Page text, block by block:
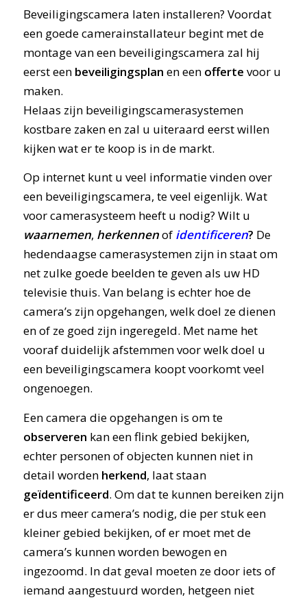
Beveiligingscamera laten installeren? Voordat
een goede camerainstallateur begint met de
montage van een beveiligingscamera zal hij
eerst een beveiligingsplan en een offerte voor u
maken.
Helaas zijn beveiligingscamerasystemen
kostbare zaken en zal u uiteraard eerst willen
kijken wat er te koop is in de markt.
Op internet kunt u veel informatie vinden over
een beveiligingscamera, te veel eigenlijk. Wat
voor camerasysteem heeft u nodig? Wilt u
waarnemen, herkennenof identificeren? De
hedendaagse camerasystemen zijn in staat om
net zulke goede beelden te geven als uw HD
televisie thuis. Van belang is echter hoe de
camera’s zijn opgehangen, welk doel ze dienen
en of ze goed zijn ingeregeld. Met name het
vooraf duidelijk afstemmen voor welk doel u
een beveiligingscamera koopt voorkomt veel
ongenoegen.
Een camera die opgehangen is om te
observeren kan een flink gebied bekijken,
echter personen of objecten kunnen niet in
detail worden herkend, laat staan
geïdentificeerd. Om dat te kunnen bereiken zijn
er dus meer camera’s nodig, die per stuk een
kleiner gebied bekijken, of er moet met de
camera’s kunnen worden bewogen en
ingezoomd. In dat geval moeten ze door iets of
iemand aangestuurd worden, hetgeen niet